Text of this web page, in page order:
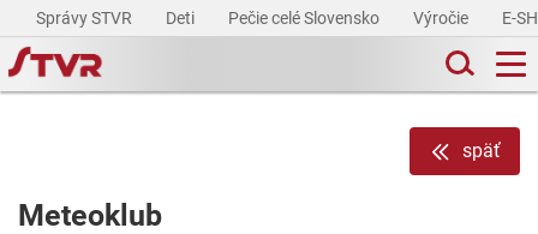
Správy STVR Deti Pečie celé Slovensko Výročie E-
späť
Meteoklub